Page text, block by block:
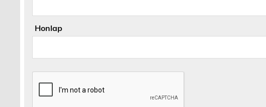
Honlap